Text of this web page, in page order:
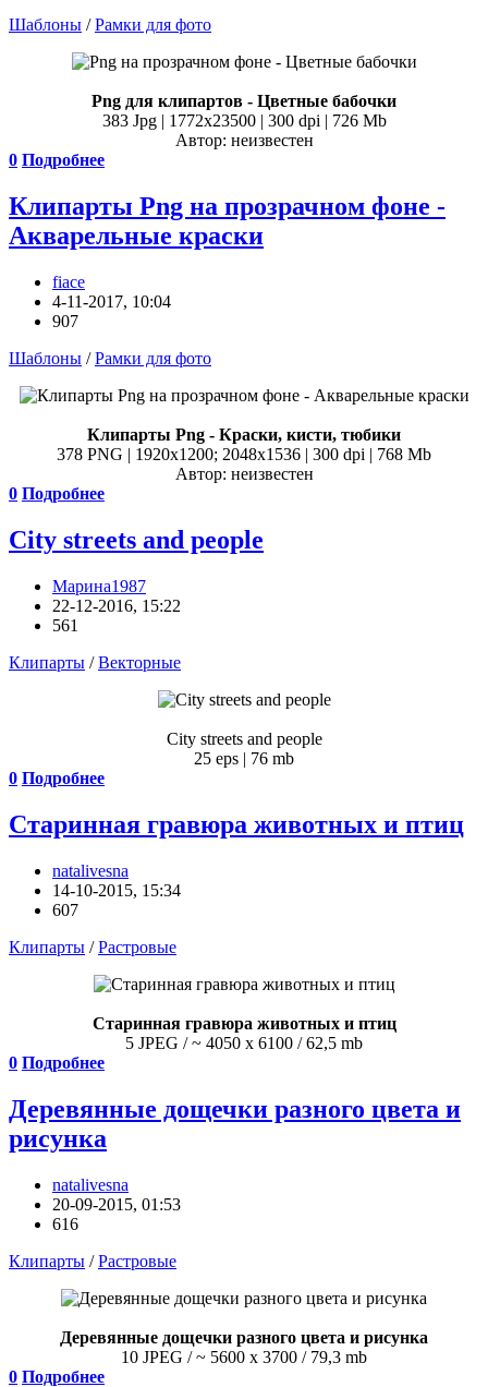
Шаблоны /Рамки для фото
Png для клипартов - Цветные бабочки
383 Jpg | 1772x23500 | 300 dpi | 726 Mb
Автор: неизвестен
0 Подробнее
Клипарты Png на прозрачном фоне -
Акварельные краски
fiace
4-11-2017, 10:04
907
Шаблоны /Рамки для фото
Клипарты Png - Краски, кисти, тюбики
378 PNG | 1920x1200; 2048х1536 | 300 dpi | 768 Mb
Автор: неизвестен
0 Подробнее
City streets and people
Марина1987
22-12-2016, 15:22
561
Клипарты /Векторные
City streets and people
25 eps | 76 mb
0 Подробнее
Старинная гравюра животных и птиц
natalivesna
14-10-2015, 15:34
607
Клипарты /Растровые
Старинная гравюра животных и птиц
5 JPEG / ~ 4050 x 6100 / 62,5 mb
0 Подробнее
Деревянные дощечки разного цвета и
рисунка
natalivesna
20-09-2015, 01:53
616
Клипарты /Растровые
Деревянные дощечки разного цвета и рисунка
10 JPEG / ~ 5600 x 3700 / 79,3 mb
0 Подробнее